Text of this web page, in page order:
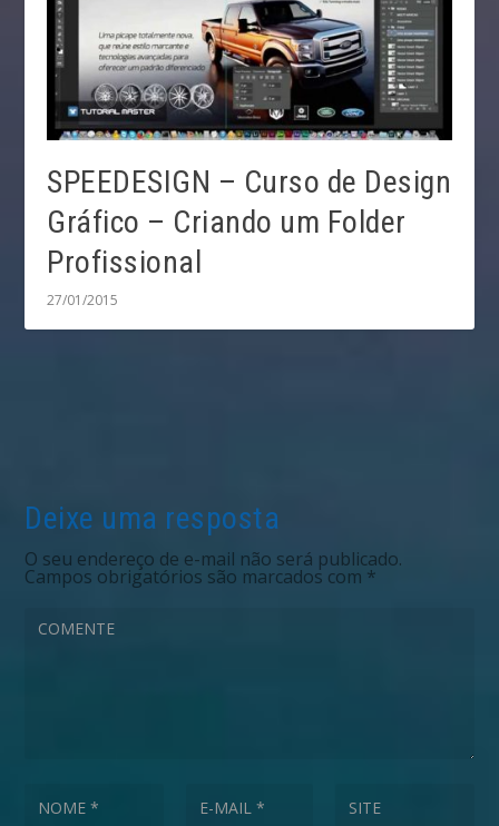
SPEEDESIGN – Curso de Design
Gráfico – Criando um Folder
Profissional
27/01/2015
Deixe uma resposta
O seu endereço de e-mail não será publicado.
Campos obrigatórios são marcados com *